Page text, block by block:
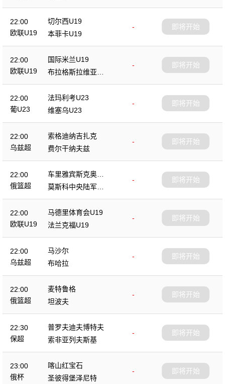
22:00
欧联U19
切尔西U19
-
本菲卡U19
即将开始
22:00
欧联U19
国际米兰U19
-
布拉格斯拉维亚U1
9
即将开始
22:00
葡U23
法玛利考U23
-
维塞乌U23
即将开始
22:00
乌兹超
索格迪纳吉扎克
-
费尔干纳夫兹
即将开始
22:00
俄篮超
车里雅宾斯克奥林
匹克
-
莫斯科中央陆军B
队
即将开始
22:00
欧联U19
马德里体育会U19
-
法兰克福U19
即将开始
22:00
乌兹超
马沙尔
-
布哈拉
即将开始
22:00
俄篮超
麦特鲁格
-
坦波夫
即将开始
22:30
保超
普罗夫迪夫博特夫
-
索非亚列夫斯基
即将开始
23:00
俄杯
喀山红宝石
-
圣彼得堡泽尼特
即将开始